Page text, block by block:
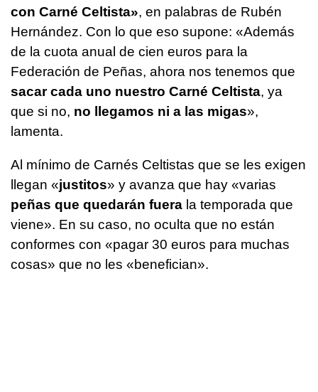
con Carné Celtista», en palabras de Rubén
Hernández. Con lo que eso supone: «Además
de la cuota anual de cien euros para la
Federación de Peñas, ahora nos tenemos que
sacar cada uno nuestro Carné Celtista, ya
que si no, no llegamos ni a las migas»,
lamenta.
Al mínimo de Carnés Celtistas que se les exigen
llegan «justitos» y avanza que hay «varias
peñas que quedarán fuera la temporada que
viene». En su caso, no oculta que no están
conformes con «pagar 30 euros para muchas
cosas» que no les «benefician».